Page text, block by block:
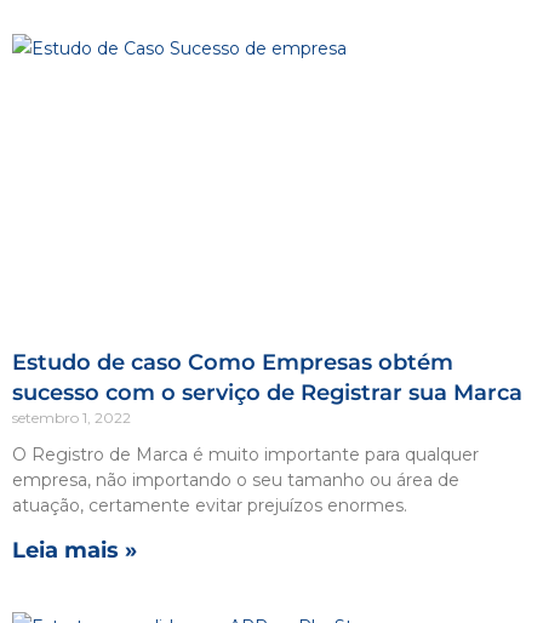
Estudo de caso Como Empresas obtém
sucesso com o serviço de Registrar sua Marca
setembro 1, 2022
O Registro de Marca é muito importante para qualquer
empresa, não importando o seu tamanho ou área de
atuação, certamente evitar prejuízos enormes.
Leia mais »